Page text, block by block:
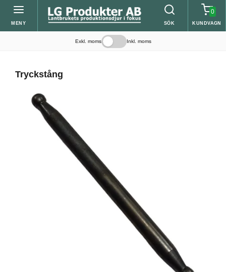
MENY SÖK
0
KUNDVAGN
Exkl. moms Inkl. moms
Tryckstång